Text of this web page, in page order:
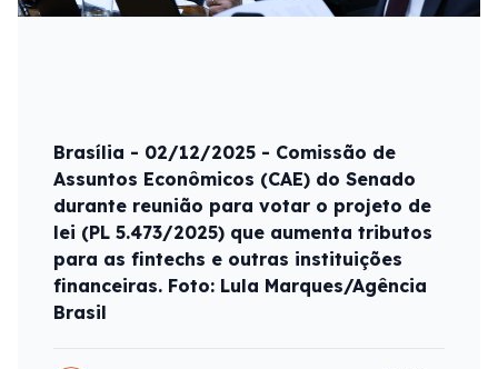
Brasília - 02/12/2025 - Comissão de
Assuntos Econômicos (CAE) do Senado
durante reunião para votar o projeto de
lei (PL 5.473/2025) que aumenta tributos
para as fintechs e outras instituições
financeiras. Foto: Lula Marques/Agência
Brasil